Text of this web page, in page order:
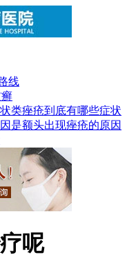
线
类痤疮到底有哪些症状
是额头出现痤疮的原因
呢